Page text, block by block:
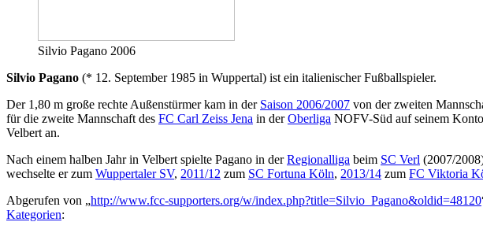
Silvio Pagano 2006
Silvio Pagano (* 12. September 1985 in Wuppertal) ist ein italienischer Fußballspieler.
Der 1,80 m große rechte Außenstürmer kam in der Saison 2006/2007 von der zweiten
für die zweite Mannschaft des FC Carl Zeiss Jena in derOberliga NOFV-Süd auf seinem
Velbert an.
Nach einem halben Jahr in Velbert spielte Pagano in derRegionalliga beim SC Verl (2007/
wechselte er zum Wuppertaler SV, 2011/12 zum SC Fortuna Köln, 2013/14 zum FC Viktoria
Abgerufen von „http://www.fcc-supporters.org/w/index.php?title=Silvio_Pagano&oldid=48120
Kategorien: